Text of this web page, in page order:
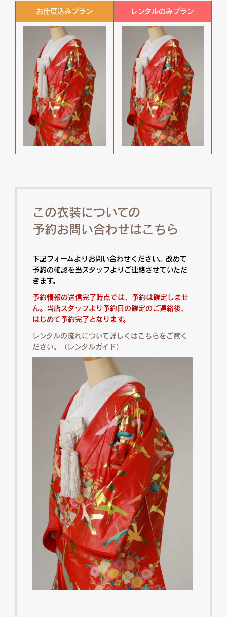
お仕度込みプラン レンタルのみプラン
この衣装についての
予約お問い合わせはこちら
下記フォームよりお問い合わせください。改めて
予約の確認を当スタッフよりご連絡させていただ
きます。
予約情報の送信完了時点では、予約は確定しませ
ん。当店スタッフより予約日の確定のご連絡後、
はじめて予約完了となります。
レンタルの流れについて詳しくはこちらをご覧く
ださい。（レンタルガイド）